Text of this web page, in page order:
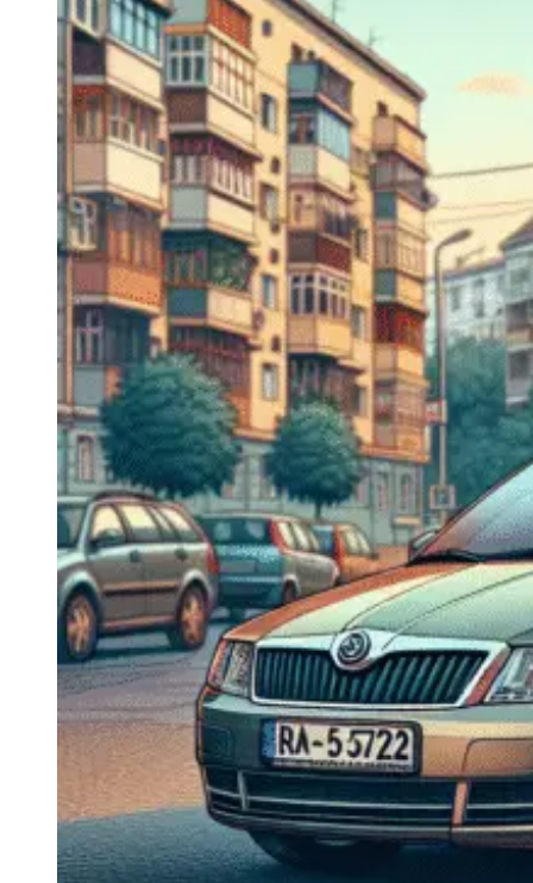
Navigatie Duster 2011
Navigatie Duster 2019
Audi
Navigatie Audi A3 8p
Navigatie Audi A4
Navigatie Audi A4 B6
Navigatie Audi A4 B7
Navigatie Audi A4 B8
Navigatie Audi A5
Navigatie Audi A6 C5
Navigatie Audi A6 C6
Navigatie Audi A6 C7
Navigatie Audi Q5
Ford
Navigație Ford Fiesta
Navigație Ford Focus 1
Navigație Ford Focus 2
Navigație Ford Focus MK3
Navigație Ford Mondeo MK3
Navigație Ford Mondeo MK4
Navigație Ford Transit
Mercedes
Navigație Mercedes C Class W203
Navigație Mercedes C Class W204
Navigație Mercedes W203
Navigație Mercedes W204
Navigație Mercedes W211
Navigație Mercedes Sprinter
Passat
Navigație Passat B5
Navigație Passat B5 5
Navigație Passat B6
Navigație Passat B7
Navigație Passat B8
Navigație Passat CC
Skoda
Navigație Skoda Fabia 1
Navigație Skoda Fabia 2
Navigație Skoda Octavia 1
Navigație Skoda Octavia 2
Navigație Skoda Octavia 3